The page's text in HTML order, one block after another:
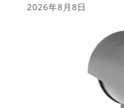
2026年8月8日